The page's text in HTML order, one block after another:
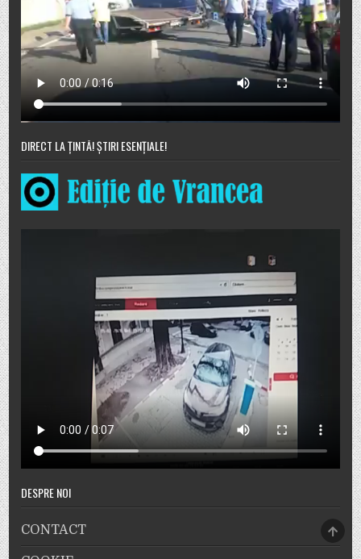
DIRECT LA ȚINTĂ! ȘTIRI ESENȚIALE!
DESPRE NOI
CONTACT
TOP